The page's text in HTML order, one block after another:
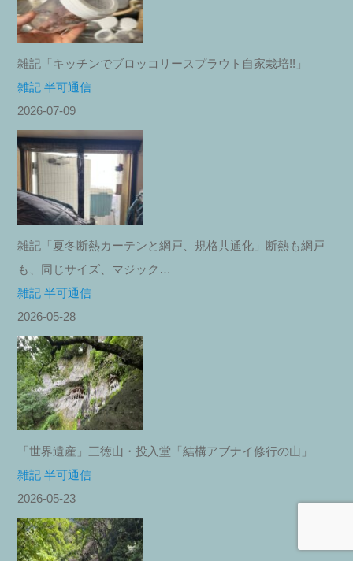
雑記「キッチンでブロッコリースプラウト自家栽培!!」
雑記 半可通信
2026-07-09
雑記「夏冬断熱カーテンと網戸、規格共通化」断熱も網戸
も、同じサイズ、マジック…
雑記 半可通信
2026-05-28
「世界遺産」三徳山・投入堂「結構アブナイ修行の山」
雑記 半可通信
2026-05-23